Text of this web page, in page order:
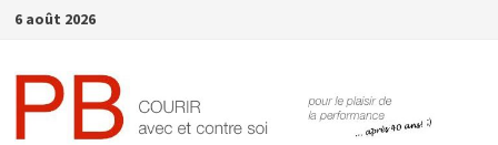
Passer
contenu
6 août 2026